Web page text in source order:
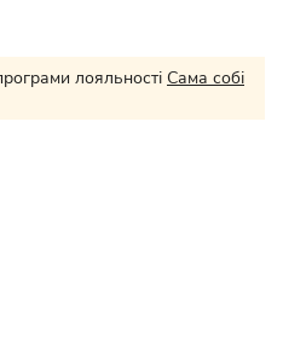
лояльності Сама собі